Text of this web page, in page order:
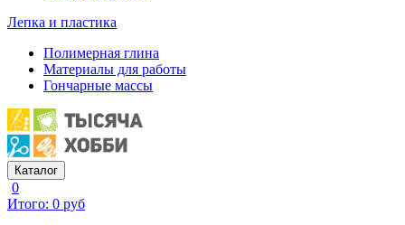
Лепка и пластика
Полимерная глина
Материалы для работы
Гончарные массы
Каталог
0
Итого: 0 руб